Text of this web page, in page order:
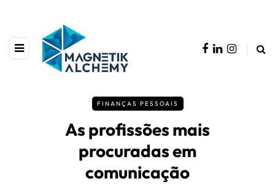
FINANÇAS PESSOAIS
As profissões mais
procuradas em
comunicação